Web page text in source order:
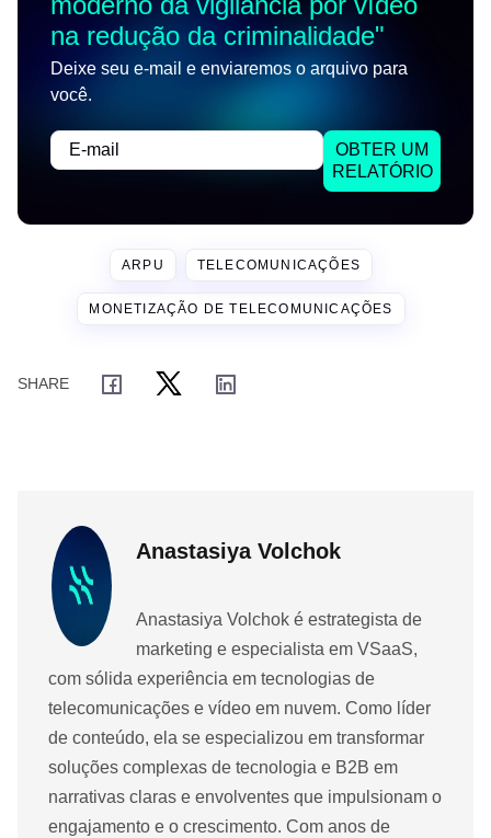
na redução da criminalidade"
Deixe seu e-mail e enviaremos o arquivo para
você.
OBTER UM
RELATÓRIO
ARPU TELECOMUNICAÇÕES
MONETIZAÇÃO DE TELECOMUNICAÇÕES
Anastasiya Volchok
Anastasiya Volchok é estrategista de
marketing e especialista em VSaaS,
com sólida experiência em tecnologias de
telecomunicações e vídeo em nuvem. Como líder
de conteúdo, ela se especializou em transformar
soluções complexas de tecnologia e B2B em
narrativas claras e envolventes que impulsionam o
engajamento e o crescimento. Com anos de